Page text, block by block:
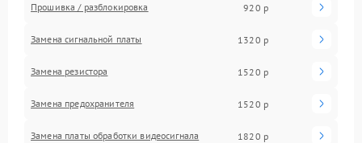
Прошивка / разблокировка 920 р
Замена сигнальной платы 1320 р
Замена резистора 1520 р
Замена предохранителя 1520 р
Замена платы обработки видеосигнала 1820 р